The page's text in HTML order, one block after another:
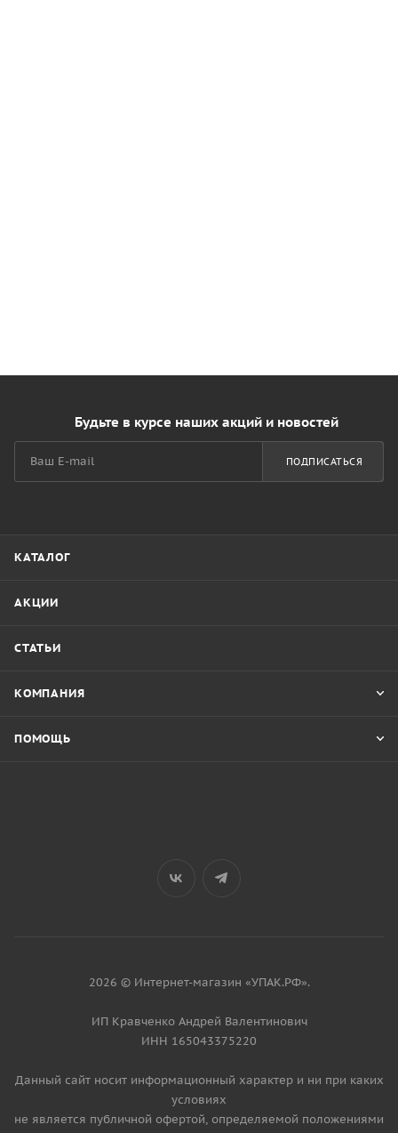
Будьте в курсе наших акций и новостей
ПОДПИСАТЬСЯ
КАТАЛОГ
АКЦИИ
СТАТЬИ
КОМПАНИЯ
ПОМОЩЬ
2026 © Интернет-магазин «УПАК.РФ».
ИП Кравченко Андрей Валентинович
ИНН 165043375220
Данный сайт носит информационный характер и ни при каких
условиях
не является публичной офертой, определяемой положениями